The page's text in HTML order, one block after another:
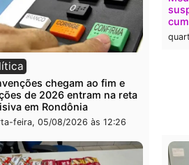
Polícia
Furto de energia já levou mais de
80 para a prisão em 2026